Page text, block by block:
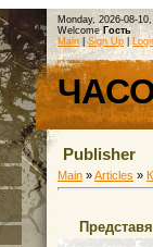
Monday, 2026-08-
Welcome Гость
Main
Sign Up
Publisher
Main »Articles »